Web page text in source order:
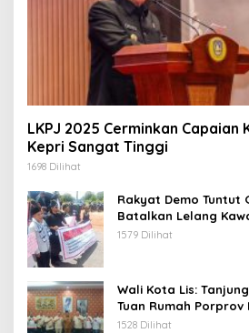
LKPJ 2025 Cerminkan Capaian
Kepri Sangat Tinggi
1698 Dilihat
Rakyat Demo Tuntut
Batalkan Lelang
1579 Dilihat
Wali Kota Lis:
Tuan Rumah Porprov
1528 Dilihat